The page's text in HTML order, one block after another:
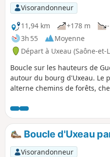
Visorandonneur
11,94 km
+178 m
3h 55
Moyenne
Départ à Uxeau (Saône-et-
Boucle sur les hauteurs de
autour du bourg d'Uxeau. Le
alterne chemins de forêts,
l'Étang de Chevalot et par le
Petit Dardon.
Boucle d'Uxeau
Visorandonneur